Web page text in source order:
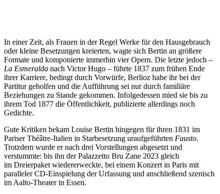
In einer Zeit, als Frauen in der Regel Werke für den Hausgebrauch
oder kleine Besetzungen kreierten, wagte sich Bertin an größere
Formate und komponierte immerhin vier Opern. Die letzte jedoch –
La Esmeralda nach Victor Hugo – führte 1837 zum frühen Ende
ihrer Karriere, bedingt durch Vorwürfe, Berlioz habe ihr bei der
Partitur geholfen und die Aufführung sei nur durch familiäre
Beziehungen zu Stande gekommen. Infolgedessen mied sie bis zu
ihrem Tod 1877 die Öffentlichkeit, publizierte allerdings noch
Gedichte.
Gute Kritiken bekam Louise Bertin hingegen für ihren 1831 im
Pariser Théâtre-Italien in Starbesetzung uraufgeführten Fausto.
Trotzdem wurde er nach drei Vorstellungen abgesetzt und
verstummte: bis ihn der Palazzetto Bru Zane 2023 gleich
im Dreierpaket wiedererweckte, bei einem Konzert in Paris mit
paralleler CD-Einspielung der Urfassung und anschließend szenisch
im Aalto-Theater in Essen.